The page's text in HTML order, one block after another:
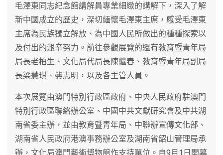
毛澤東同志紀念館講解員專業細緻的講解下，深入了解
新中國成立的歷史，深切緬懷毛澤東主席，感受毛澤東
主席為民族獨立解放、為中國人民所做出的種種探索以
及付出的艱辛努力。前往參觀展覽的還有教育暨青年局
局長老柏生、文化局代局長陳繼春、教育暨青年局副局
長梁慧琪、龔志明，以及各主管人員。
本次展覽由澳門特別行政區政府、中央人民政府駐澳門
特別行政區聯絡辦公室、中國中共文獻研究會及中共湖
南省委主辦，並由教育暨青年局、中聯辦宣傳文化部、
湖南省人民政府港澳事務辦公室及湖南省韶山管理局承
辦，文化局澳門藝術博物館作支持單位。自9月1日開幕